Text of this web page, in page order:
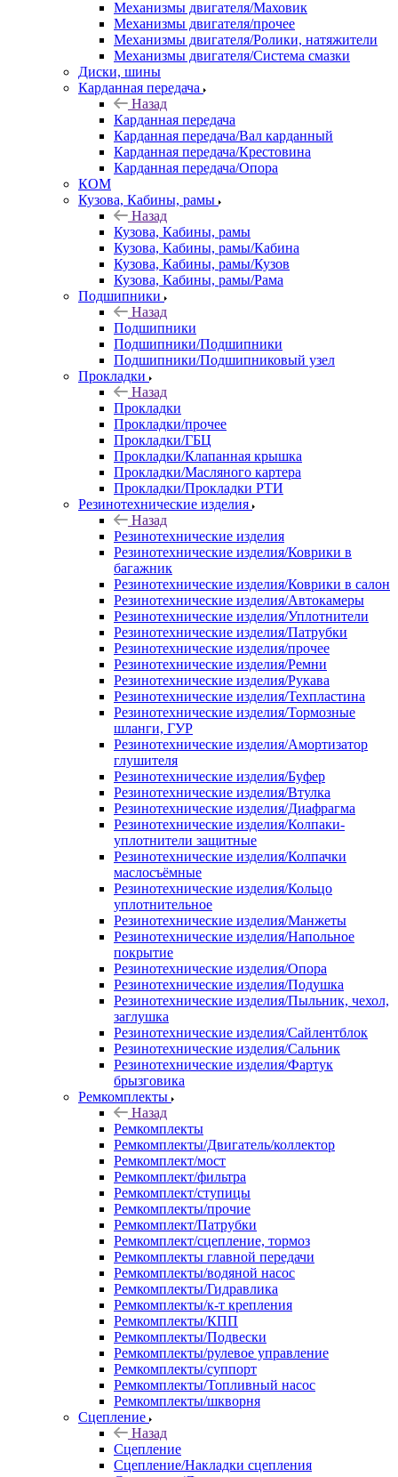
Механизмы двигателя/Маховик
Механизмы двигателя/прочее
Механизмы двигателя/Ролики, натяжители
Механизмы двигателя/Система смазки
Диски, шины
Карданная передача
Назад
Карданная передача
Карданная передача/Вал карданный
Карданная передача/Крестовина
Карданная передача/Опора
КОМ
Кузова, Кабины, рамы
Назад
Кузова, Кабины, рамы
Кузова, Кабины, рамы/Кабина
Кузова, Кабины, рамы/Кузов
Кузова, Кабины, рамы/Рама
Подшипники
Назад
Подшипники
Подшипники/Подшипники
Подшипники/Подшипниковый узел
Прокладки
Назад
Прокладки
Прокладки/прочее
Прокладки/ГБЦ
Прокладки/Клапанная крышка
Прокладки/Масляного картера
Прокладки/Прокладки РТИ
Резинотехнические изделия
Назад
Резинотехнические изделия
Резинотехнические изделия/Коврики в
багажник
Резинотехнические изделия/Коврики в салон
Резинотехнические изделия/Автокамеры
Резинотехнические изделия/Уплотнители
Резинотехнические изделия/Патрубки
Резинотехнические изделия/прочее
Резинотехнические изделия/Ремни
Резинотехнические изделия/Рукава
Резинотехнические изделия/Техпластина
Резинотехнические изделия/Тормозные
шланги, ГУР
Резинотехнические изделия/Амортизатор
глушителя
Резинотехнические изделия/Буфер
Резинотехнические изделия/Втулка
Резинотехнические изделия/Диафрагма
Резинотехнические изделия/Колпаки-
уплотнители защитные
Резинотехнические изделия/Колпачки
маслосъёмные
Резинотехнические изделия/Кольцо
уплотнительное
Резинотехнические изделия/Манжеты
Резинотехнические изделия/Напольное
покрытие
Резинотехнические изделия/Опора
Резинотехнические изделия/Подушка
Резинотехнические изделия/Пыльник, чехол,
заглушка
Резинотехнические изделия/Сайлентблок
Резинотехнические изделия/Сальник
Резинотехнические изделия/Фартук
брызговика
Ремкомплекты
Назад
Ремкомплекты
Ремкомплекты/Двигатель/коллектор
Ремкомплект/мост
Ремкомплект/фильтра
Ремкомплект/ступицы
Ремкомплекты/прочие
Ремкомплект/Патрубки
Ремкомплект/сцепление, тормоз
Ремкомплекты главной передачи
Ремкомплекты/водяной насос
Ремкомплекты/Гидравлика
Ремкомплекты/к-т крепления
Ремкомплекты/КПП
Ремкомплекты/Подвески
Ремкомплекты/рулевое управление
Ремкомплекты/суппорт
Ремкомплекты/Топливный насос
Ремкомплекты/шкворня
Сцепление
Назад
Сцепление
Сцепление/Накладки сцепления